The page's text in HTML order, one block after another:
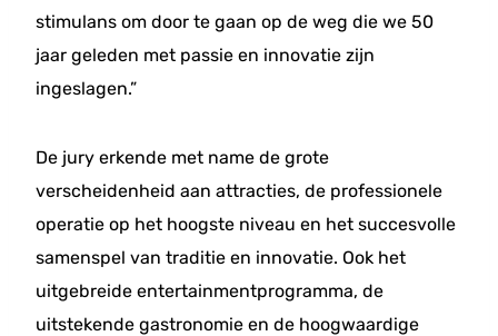
stimulans om door te gaan op de weg die we 50
jaar geleden met passie en innovatie zijn
ingeslagen.”
De jury erkende met name de grote
verscheidenheid aan attracties, de professionele
operatie op het hoogste niveau en het succesvolle
samenspel van traditie en innovatie. Ook het
uitgebreide entertainmentprogramma, de
uitstekende gastronomie en de hoogwaardige